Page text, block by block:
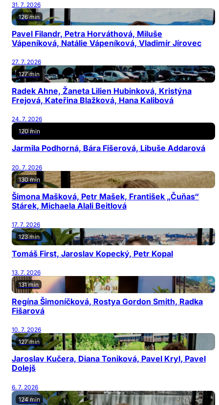
31. 7. 2026
126 min
Pavel Filandr, Petra Horváthová, Miluše
Vápeníková, Natálie Vápeníková, Vladimír Jírovec
27. 7. 2026
127 min
Radek Ahne, Žaneta Lilien Hubinková, Kristýna
Frejová, Kateřina Blažková, Hana Kalibová
24. 7. 2026
120 min
Jarmila Podhorná, Bára Fišerová, Libuše Addarová
20. 7. 2026
130 min
Šimona Mašková, Petr Mašek, František „Čuňas“
Stárek, Michaela Alali Beitlová
17. 7. 2026
123 min
Tomáš First, Jaroslav Kopecký, Petr Kopal
13. 7. 2026
131 min
Regína Šimoníčková, Rostya Gordon Smith, Radka
Fišarová
10. 7. 2026
127 min
Jaroslav Kučera, Diana Toniková, Pavel Kryl, Pavel
Dolejš
6. 7. 2026
124 min